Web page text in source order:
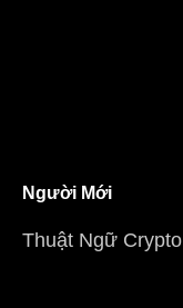
Người Mới
Thuật Ngữ Crypto